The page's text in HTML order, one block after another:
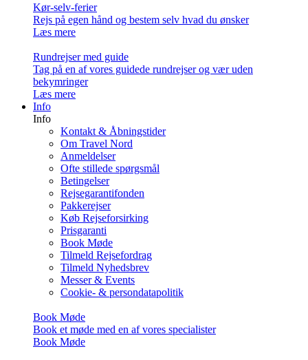
Kør-selv-ferier
Rejs på egen hånd og bestem selv hvad du ønsker
Læs mere
Rundrejser med guide
Tag på en af vores guidede rundrejser og vær uden
bekymringer
Læs mere
Info
Info
Kontakt & Åbningstider
Om Travel Nord
Anmeldelser
Ofte stillede spørgsmål
Betingelser
Rejsegarantifonden
Pakkerejser
Køb Rejseforsirking
Prisgaranti
Book Møde
Tilmeld Rejsefordrag
Tilmeld Nyhedsbrev
Messer & Events
Cookie- & persondatapolitik
Book Møde
Book et møde med en af vores specialister
Book Møde